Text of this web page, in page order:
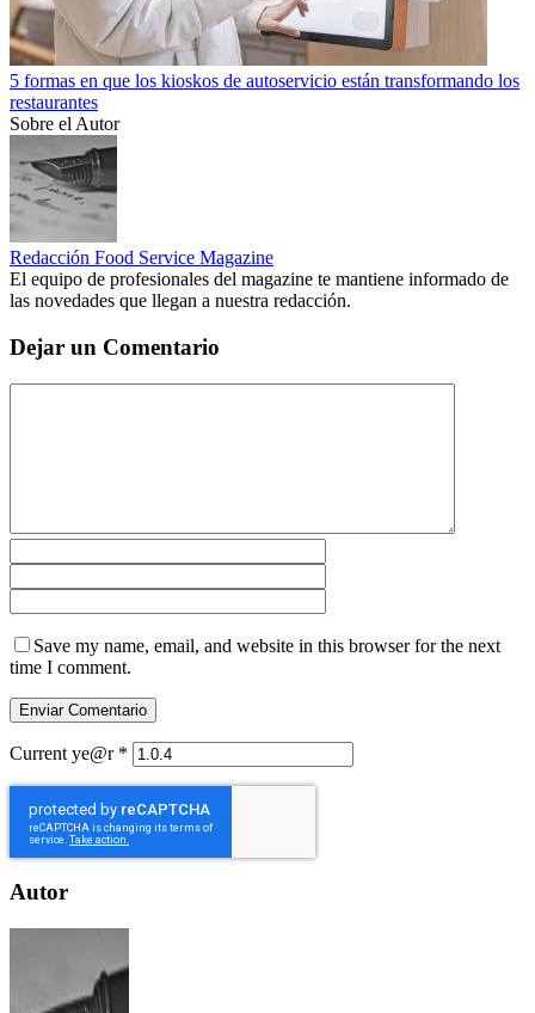
5 formas en que los kioskos de autoservicio están transformando los
restaurantes
Sobre el Autor
Redacción Food Service Magazine
El equipo de profesionales del magazine te mantiene informado de
las novedades que llegan a nuestra redacción.
Dejar un Comentario
Save my name, email, and website in this browser for the next
time I comment.
Current ye@r *
Autor